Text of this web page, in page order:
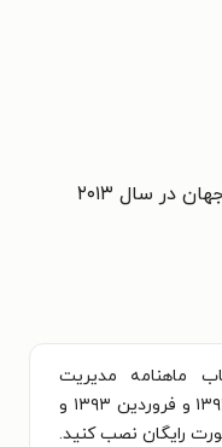
در سال ۲۰۱۳
ماهنامه مدیریت
ارتباطات ـ شماره ۴۶ و ۴۷ ـ اسفند ۱۳۹۲ و فروردین ۱۳۹۳ و
رایگان نصب کنید.